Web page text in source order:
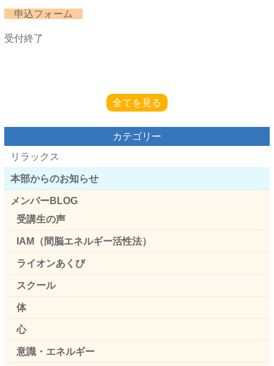
申込フォーム
受付終了
全てを見る
カテゴリー
リラックス
本部からのお知らせ
メンバーBLOG
受講生の声
IAM（間脳エネルギー活性法）
ライオンあくび
スクール
体
心
意識・エネルギー